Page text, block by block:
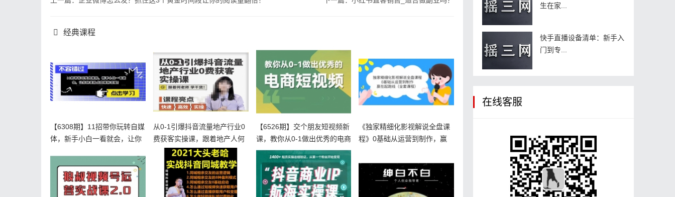
经典课程
【6308期】11招带你玩转自媒
体，新手小白一看就会，让你
从0-1引爆抖音流量地产行业0
费获客实操课，跟着地产人何
【6526期】交个朋友短视频新
课，教你从0-1做出优秀的电商
《独家精细化影视解说全盘课
程》0基础从运营到制作，赢
生在家...
快手直播设备清单：新手入
门到专...
在线客服